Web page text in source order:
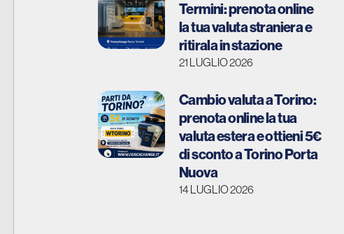
Termini: prenota online
la tua valuta straniera e
ritirala in stazione
21 LUGLIO 2026
Cambio valuta a Torino:
prenota online la tua
valuta estera e ottieni 5€
di sconto a Torino Porta
Nuova
14 LUGLIO 2026